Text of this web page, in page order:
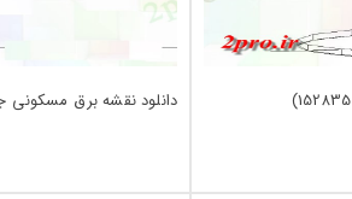
دانلود نقشه برق مسکونی